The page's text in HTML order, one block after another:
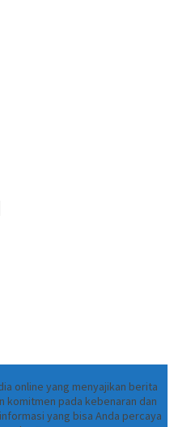
online yang menyajikan berita
komitmen pada kebenaran dan
yang bisa Anda percaya